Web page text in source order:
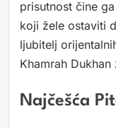
prisutnost čine
koji žele ostaviti
ljubitelj
Khamrah
Najčešća